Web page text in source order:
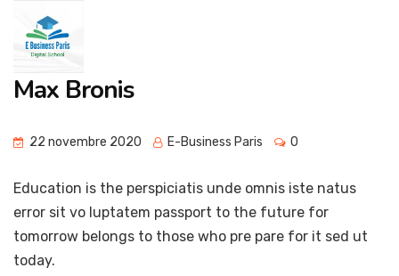
Max Bronis
22 novembre 2020 E-Business Paris 0
Education is the perspiciatis unde omnis iste natus
error sit vo luptatem passport to the future for
tomorrow belongs to those who pre pare for it sed ut
today.